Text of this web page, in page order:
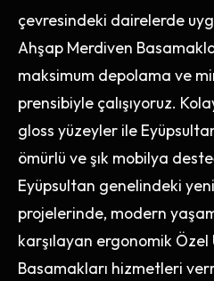
çevresindeki dairelerde
Ahşap Merdiven
maksimum depolama ve
prensibiyle çalışıyoruz.
gloss yüzeyler ile
ömürlü ve şık mobilya
Eyüpsultan genelindeki
projelerinde, modern
karşılayan ergonomik
Basamakları hizmetleri